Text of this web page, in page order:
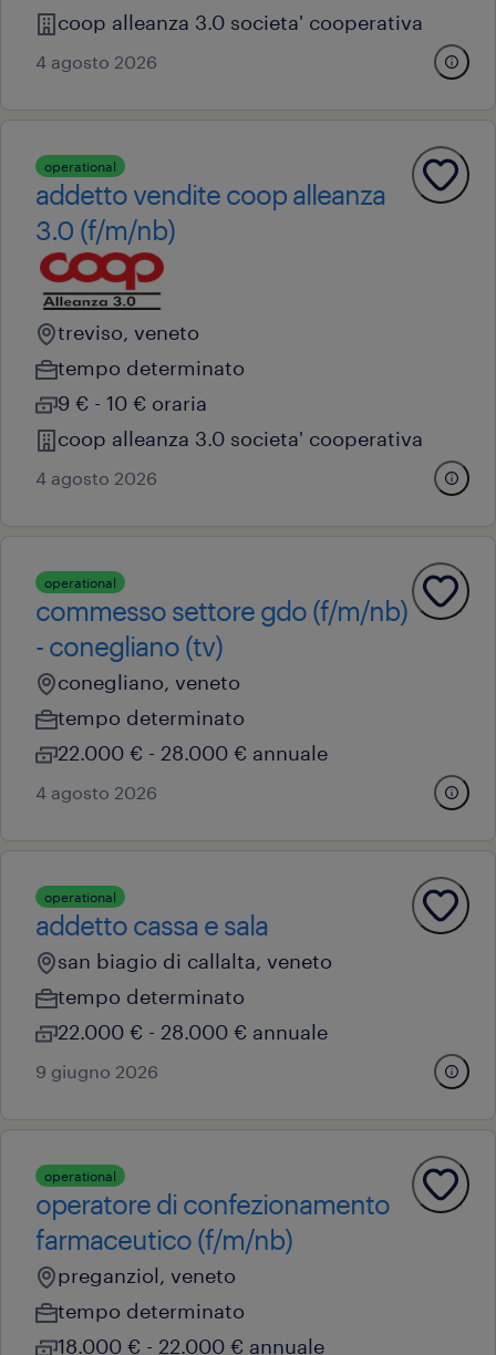
coop alleanza 3.0 societa' cooperativa
4 agosto 2026
operational
addetto vendite coop alleanza
3.0 (f/m/nb)
treviso, veneto
tempo determinato
9 € - 10 € oraria
coop alleanza 3.0 societa' cooperativa
4 agosto 2026
operational
commesso settore gdo (f/m/nb)
- conegliano (tv)
conegliano, veneto
tempo determinato
22.000 € - 28.000 € annuale
4 agosto 2026
operational
addetto cassa e sala
san biagio di callalta, veneto
tempo determinato
22.000 € - 28.000 € annuale
9 giugno 2026
operational
operatore di confezionamento
farmaceutico (f/m/nb)
preganziol, veneto
tempo determinato
18.000 € - 22.000 € annuale